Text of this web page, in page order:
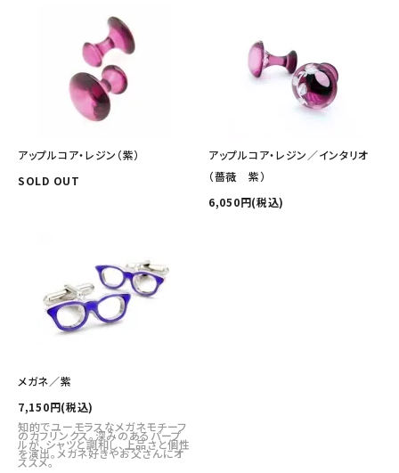
アップルコア・レジン（紫）
SOLD OUT
アップルコア・レジン／インタリオ
（薔薇 紫）
6,050円(税込)
メガネ／紫
7,150円(税込)
知的でユーモラスなメガネモチーフ
のカフリンクス。深みのあるパープ
ルが、シャツと調和し、上品さと個性
を演出。メガネ好きやお父さんにオ
ススメ。